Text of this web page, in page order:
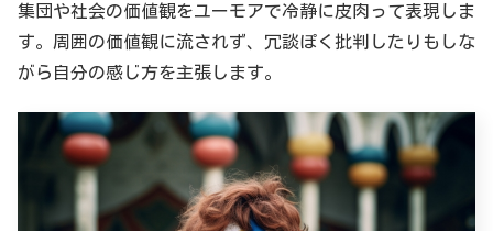
集団や社会の価値観をユーモアで冷静に皮肉って表現しま
す。周囲の価値観に流されず、冗談ぽく批判したりもしな
がら自分の感じ方を主張します。